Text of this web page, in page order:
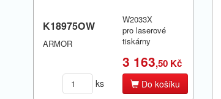
K18975OW
ARMOR
W2033X
pro laserové
tiskárny
3 163,50 Kč
ks Do košíku